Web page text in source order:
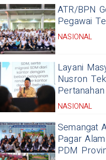
ATR/BPN
Pegawai
NASIONAL
Layani
Nusron
Pertanahan
NASIONAL
Semangat
Pagar
PDM